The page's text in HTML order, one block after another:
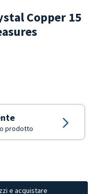
Copper 15
prodotto
e acquistare